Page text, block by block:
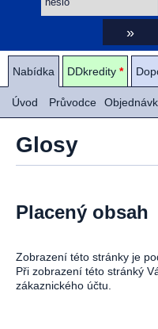
Nabídka DDkredity *
Úvod Průvodce
Glosy
Placený obsah
Zobrazení této stránky je
Při zobrazení této stránký
zákaznického účtu.